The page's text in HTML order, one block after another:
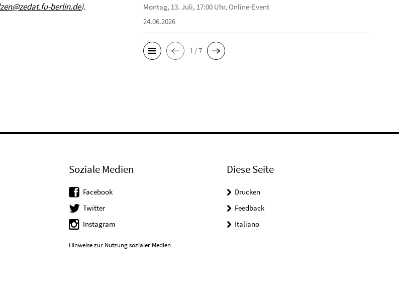
berlin.de).
Montag, 13. Juli, 17:00 Uhr, Online-Event
24.06.2026
1 / 7
Soziale Medien
Facebook
Twitter
Instagram
Hinweise zur Nutzung sozialer Medien
Diese Seite
Drucken
Feedback
Italiano